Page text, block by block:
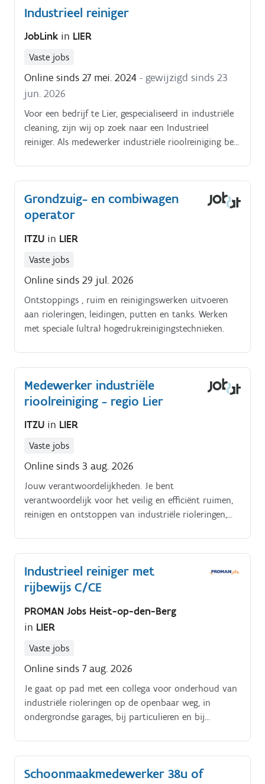
Industrieel reiniger
JobLink in LIER
Vaste jobs
Online sinds 27 mei. 2024 - gewijzigd sinds 23
jun. 2026
Voor een bedrijf te Lier, gespecialiseerd in industriële
cleaning, zijn wij op zoek naar een Industrieel
reiniger. Als medewerker industriële rioolreiniging ben
rioleringen, leidingen, putten, tanks enz om deze:.
Grondzuig- en combiwagen
operator
ITZU in LIER
Vaste jobs
Online sinds 29 jul. 2026
Ontstoppings , ruim en reinigingswerken uitvoeren
aan rioleringen, leidingen, putten en tanks. Werken
met speciale (ultra) hogedrukreinigingstechnieken.
Medewerker industriële
rioolreiniging - regio Lier
ITZU in LIER
Vaste jobs
Online sinds 3 aug. 2026
Jouw verantwoordelijkheden. Je bent
verantwoordelijk voor het veilig en efficiënt ruimen,
reinigen en ontstoppen van industriële rioleringen,
Industrieel reiniger met
rijbewijs C/CE
PROMAN Jobs Heist-op-den-Berg
in LIER
Vaste jobs
Online sinds 7 aug. 2026
Je gaat op pad met een collega voor onderhoud van
industriële rioleringen op de openbaar weg, in
ondergrondse garages, bij particulieren en bij
betoninloop, instekende inlaten, doorstekende
voorwerpen,. Verborgen putten, riolen, deksels,.
Geurhinder, infiltraties,. Verloren voorwerpen,
Schoonmaakmedewerker 38u of